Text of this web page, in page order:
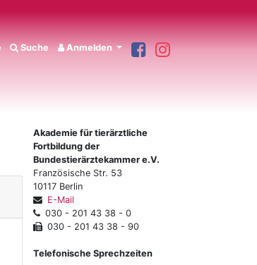
Suche Anmelden
Akademie für tierärztliche
Fortbildung der
Bundestierärztekammer e.V.
Französische Str. 53
10117 Berlin
E-Mail
030 - 201 43 38 - 0
030 - 201 43 38 - 90
Telefonische Sprechzeiten